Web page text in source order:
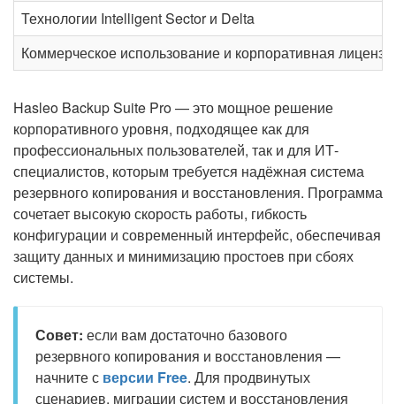
Технологии Intelligent Sector и Delta
Коммерческое использование и корпоративная
Hasleo Backup Suite Pro — это мощное решение
корпоративного уровня, подходящее как для
профессиональных пользователей, так и для ИТ-
специалистов, которым требуется надёжная система
резервного копирования и восстановления. Программа
сочетает высокую скорость работы, гибкость
конфигурации и современный интерфейс, обеспечивая
защиту данных и минимизацию простоев при сбоях
системы.
Совет: если вам достаточно базового
резервного копирования и восстановления —
начните с версии Free. Для продвинутых
сценариев, миграции систем и восстановления